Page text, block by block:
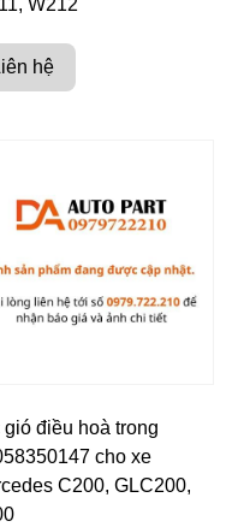
W212
hệ
gió điều hoà trong
cho xe
C200, GLC200,